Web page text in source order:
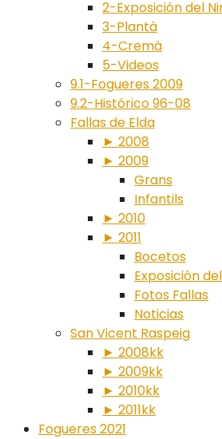
2-Exposición del
3-Plantà
4-Cremà
5-Videos
9.1-Fogueres 2009
9.2-Histórico 96-08
Fallas de Elda
► 2008
► 2009
Grans
Infantils
► 2010
► 2011
Bocetos
Exposición
Fotos Fallas
Noticias
San Vicent Raspeig
► 2008kk
► 2009kk
► 2010kk
► 2011kk
Fogueres 2021